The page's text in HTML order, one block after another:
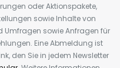
oder Aktionspakete,
sowie Inhalte von
sowie Anfragen für
Eine Abmeldung ist
den Sie in jedem Newsletter